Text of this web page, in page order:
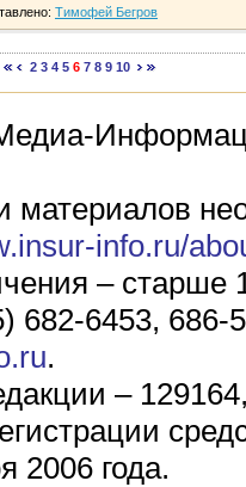
Тимофей Бегров
2 3 4 5 6 7 8 9 10
материалов
info.ru/
– старше
682-6453, 686-
.
–
2006 года.